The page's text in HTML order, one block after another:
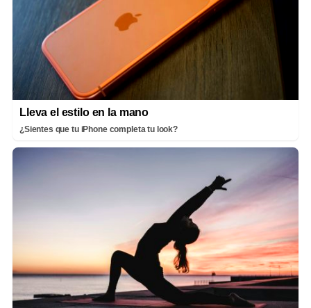
Lleva el estilo en la mano
¿Sientes que tu iPhone completa tu look?